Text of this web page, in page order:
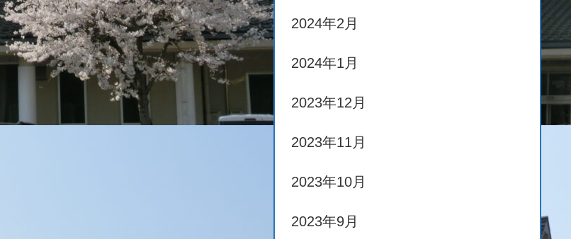
2024年2月
2024年1月
2023年12月
2023年11月
2023年10月
2023年9月